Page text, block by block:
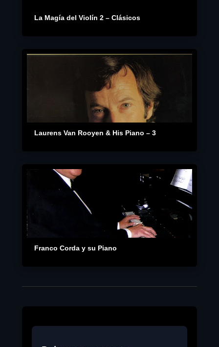
La Magía del Violín 2 – Clásicos
Laurens Van Rooyen & His Piano – 3
Franco Corda y su Piano